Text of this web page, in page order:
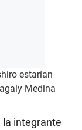
estarían
Medina
la integrante